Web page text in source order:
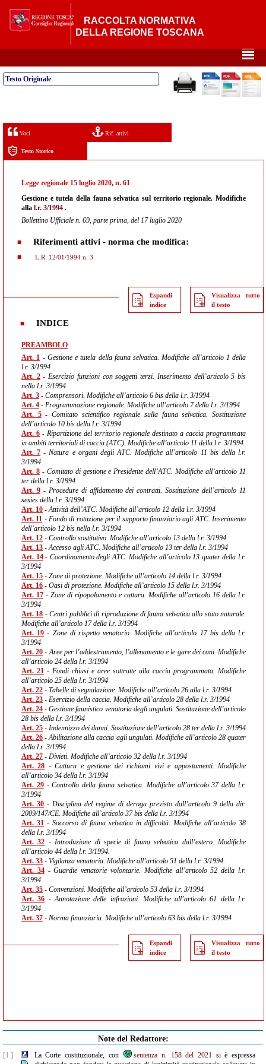
RACCOLTA NORMATIVA
DELLA REGIONE TOSCANA
²
Testo Originale
Voci Rif. attivi
Testo Storico
Legge regionale 15 luglio 2020, n. 61
Gestione e tutela della fauna selvatica sul territorio regionale. Modifiche
alla l.r. 3/1994 .
Bollettino Ufficiale n. 69, parte prima, del 17 luglio 2020
Riferimenti attivi - norma che modifica:
L.R. 12/01/1994 n. 3
Espandi
indice
Visualizza tutto
il testo
INDICE
PREAMBOLO
Art. 1 - Gestione e tutela della fauna selvatica. Modifiche all’articolo 1 della
l.r. 3/1994
Art. 2- Esercizio funzioni con soggetti terzi. Inserimento dell’articolo 5 bis
nella l.r. 3/1994
Art. 3 - Comprensori. Modifiche all’articolo 6 bis della l.r. 3/1994
Art. 4 - Programmazione regionale. Modifiche all’articolo 7 della l.r. 3/1994
Art. 5- Comitato scientifico regionale sulla fauna selvatica. Sostituzione
dell’articolo 10 bis della l.r. 3/1994
Art. 6 - Ripartizione del territorio regionale destinato a caccia programmata
in ambiti territoriali di caccia (ATC). Modifiche all’articolo 11 della l.r. 3/1994.
Art. 7 - Natura e organi degli ATC. Modifiche all’articolo 11 bis della l.r.
3/1994
Art. 8- Comitato di gestione e Presidente dell’ATC. Modifiche all’articolo 11
ter della l.r. 3/1994
Art. 9- Procedure di affidamento dei contratti. Sostituzione dell’articolo 11
sexies della l.r. 3/1994
Art. 10 - Attività dell’ATC. Modifiche all’articolo 12 della l.r. 3/1994
Art. 11 - Fondo di rotazione per il supporto finanziario agli ATC. Inserimento
dell’articolo 12 bis nella l.r. 3/1994
Art. 12 - Controllo sostitutivo. Modifiche all’articolo 13 della l.r. 3/1994
Art. 13 - Accesso agli ATC. Modifiche all’articolo 13 ter della l.r. 3/1994
Art. 14- Coordinamento degli ATC. Modifiche all’articolo 13 quater della l.r.
3/1994
Art. 15 - Zone di protezione. Modifiche all’articolo 14 della l.r. 3/1994
Art. 16 - Oasi di protezione. Modifiche all’articolo 15 della l.r. 3/1994
Art. 17 - Zone di ripopolamento e cattura. Modifiche all’articolo 16 della l.r.
3/1994
Art. 18 - Centri pubblici di riproduzione di fauna selvatica allo stato naturale.
Modifiche all’articolo 17 della l.r. 3/1994
Art. 19 - Zone di rispetto venatorio. Modifiche all’articolo 17 bis della l.r.
3/1994
Art. 20 - Aree per l’addestramento, l’allenamento e le gare dei cani. Modifiche
all’articolo 24 della l.r. 3/1994
Art. 21 - Fondi chiusi e aree sottratte alla caccia programmata. Modifiche
all’articolo 25 della l.r. 3/1994
Art. 22 - Tabelle di segnalazione. Modifiche all’articolo 26 alla l.r. 3/1994
Art. 23 - Esercizio della caccia. Modifiche all’articolo 28 della l.r. 3/1994
Art. 24 - Gestione faunistico venatoria degli ungulati. Sostituzione dell’articolo
28 bis della l.r. 3/1994
Art. 25 - Indennizzo dei danni. Sostituzione dell’articolo 28 ter della l.r. 3/1994
Art. 26 - Abilitazione alla caccia agli ungulati. Modifiche all’articolo 28 quater
della l.r. 3/1994
Art. 27 - Divieti. Modifiche all’articolo 32 della l.r. 3/1994
Art. 28 - Cattura e gestione dei richiami vivi e appostamenti. Modifiche
all’articolo 34 della l.r. 3/1994
Art. 29- Controllo della fauna selvatica. Modifiche all’articolo 37 della l.r.
3/1994
Art. 30 - Disciplina del regime di deroga previsto dall’articolo 9 della dir.
2009/147/CE. Modifiche all’articolo 37 bis della l.r. 3/1994
Art. 31 - Soccorso di fauna selvatica in difficoltà. Modifiche all’articolo 38
della l.r. 3/1994
Art. 32 - Introduzione di specie di fauna selvatica dall’estero. Modifiche
all’articolo 44 della l.r. 3/1994.
Art. 33 - Vigilanza venatoria. Modifiche all’articolo 51 della l.r. 3/1994.
Art. 34- Guardie venatorie volontarie. Modifiche all’articolo 52 della l.r.
3/1994
Art. 35 - Convenzioni. Modifiche all’articolo 53 della l.r. 3/1994
Art. 36 - Annotazione delle infrazioni. Modifiche all’articolo 61 della l.r.
3/1994
Art. 37 - Norma finanziaria. Modifiche all’articolo 63 bis della l.r. 3/1994
Espandi
indice
Visualizza tutto
il testo
Note del Redattore:
[1 ] La Corte costituzionale, con sentenza n. 158 del 2021si è espressa